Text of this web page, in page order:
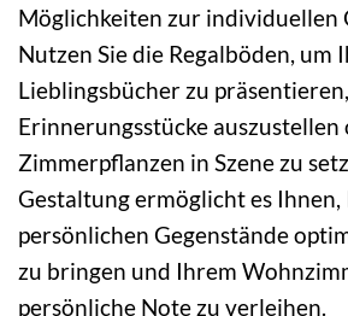
Möglichkeiten zur individuellen
Nutzen Sie die Regalböden, um
Lieblingsbücher zu
Erinnerungsstücke auszustellen
Zimmerpflanzen in Szene zu
Gestaltung ermöglicht es Ihnen,
persönlichen Gegenstände
zu bringen und Ihrem
persönliche Note zu verleihen.